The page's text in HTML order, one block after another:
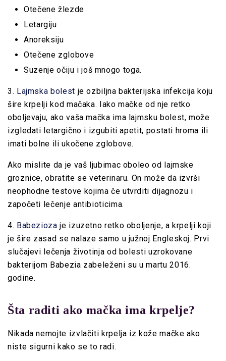
Otečene žlezde
Letargiju
Anoreksiju
Otečene zglobove
Suzenje očiju i još mnogo toga.
3. Lajmska bolest je ozbiljna bakterijska infekcija koju
šire krpelji kod mačaka. Iako mačke od nje retko
oboljevaju, ako vaša mačka ima lajmsku bolest, može
izgledati letargično i izgubiti apetit, postati hroma ili
imati bolne ili ukočene zglobove.
Ako mislite da je vaš ljubimac oboleo od lajmske
groznice, obratite se veterinaru. On može da izvrši
neophodne testove kojima če utvrditi dijagnozu i
započeti lečenje antibioticima.
4. Babezioza je izuzetno retko oboljenje, a krpelji koji
je šire zasad se nalaze samo u južnoj Engleskoj. Prvi
slučajevi lečenja životinja od bolesti uzrokovane
bakterijom Babezia zabeleženi su u martu 2016.
godine.
Šta raditi ako mačka ima krpelje?
Nikada nemojte izvlačiti krpelja iz kože mačke ako
niste sigurni kako se to radi.